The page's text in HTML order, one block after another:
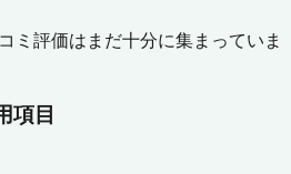
ミ評価はまだ十分に集まっていま
項目